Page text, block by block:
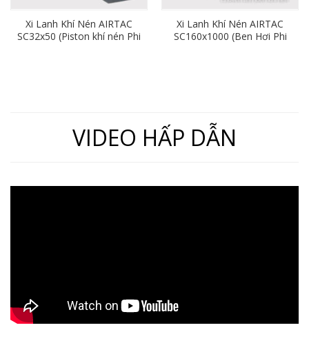
Xi Lanh Khí Nén AIRTAC
SC32x50 (Piston khí nén Phi
Xi Lanh Khí Nén AIRTAC
SC160x1000 (Ben Hơi Phi
VIDEO HẤP DẪN